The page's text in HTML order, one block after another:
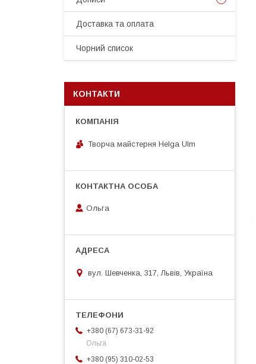
Доставка та оплата
Чорний список
КОНТАКТИ
Творча майстерня Helga Ulm
Ольга
вул. Шевченка, 317, Львів, Україна
+380 (67) 673-31-92
Ольга
+380 (95) 310-02-53